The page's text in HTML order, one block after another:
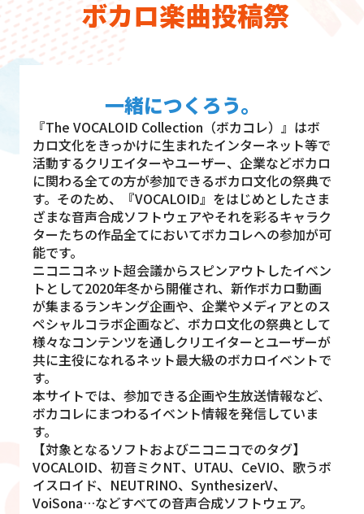
ボカロ楽曲投稿祭
一緒につくろう。
『The VOCALOID Collection（ボカコレ）』はボ
カロ文化をきっかけに生まれたインターネット等で
活動するクリエイターやユーザー、企業などボカロ
に関わる全ての方が参加できるボカロ文化の祭典で
す。 そのため、『VOCALOID』をはじめとしたさま
ざまな音声合成ソフトウェアやそれを彩るキャラク
ターたちの作品全てにおいてボカコレへの参加が可
能です。
ニコニコネット超会議からスピンアウトしたイベン
トとして2020年冬から開催され、新作ボカロ動画
が集まるランキング企画や、企業やメディアとのス
ペシャルコラボ企画など、ボカロ文化の祭典として
様々なコンテンツを通しクリエイターとユーザーが
共に主役になれるネット最大級のボカロイベントで
す。
本サイトでは、参加できる企画や生放送情報など、
ボカコレにまつわるイベント情報を発信していま
す。
【対象となるソフトおよびニコニコでのタグ】
VOCALOID、初音ミクNT、UTAU、CeVIO、歌うボ
イスロイド、NEUTRINO、SynthesizerV、
VoiSona…などすべての音声合成ソフトウェア。